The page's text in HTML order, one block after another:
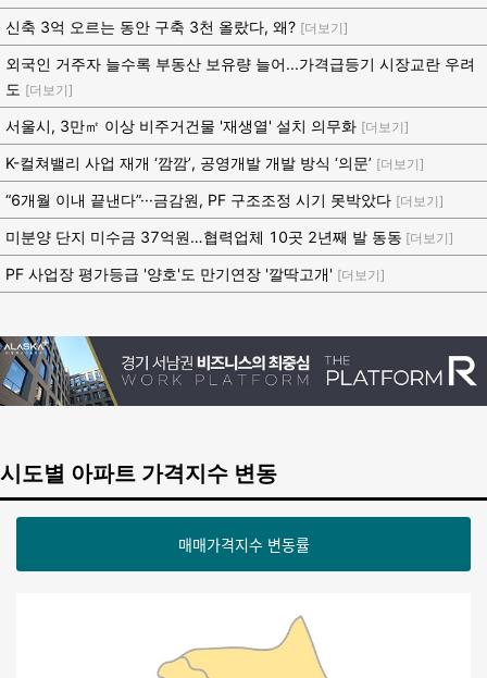
신축 3억 오르는 동안 구축 3천 올랐다, 왜? [더보기]
외국인 거주자 늘수록 부동산 보유량 늘어...가격급등기 시장교란 우려
도 [더보기]
서울시, 3만㎡ 이상 비주거건물 '재생열' 설치 의무화 [더보기]
K-컬쳐밸리 사업 재개 ‘깜깜’, 공영개발 개발 방식 ‘의문’ [더보기]
“6개월 이내 끝낸다”···금감원, PF 구조조정 시기 못박았다 [더보기]
미분양 단지 미수금 37억원…협력업체 10곳 2년째 발 동동 [더보기]
PF 사업장 평가등급 '양호'도 만기연장 '깔딱고개' [더보기]
시도별 아파트 가격지수 변동
매매가격지수 변동률